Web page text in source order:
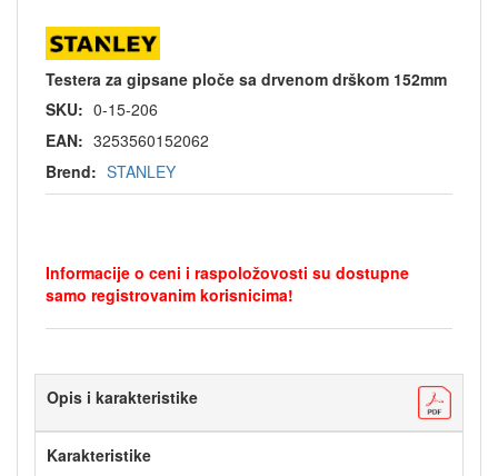
Testera za gipsane ploče sa drvenom drškom 152mm
SKU: 0-15-206
EAN: 3253560152062
Brend: STANLEY
Informacije o ceni i raspoložovosti su dostupne
samo registrovanim korisnicima!
Opis i karakteristike
Karakteristike